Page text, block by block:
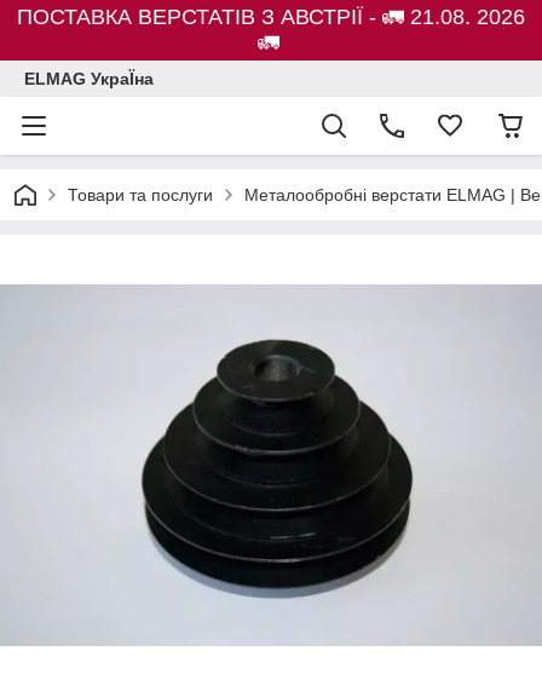
ПОСТАВКА ВЕРСТАТІВ З АВСТРІЇ - 🚛 21.08. 2026
🚛
ELMAG УкраЇна
Товари та послуги Металообробні верстати ELMAG |